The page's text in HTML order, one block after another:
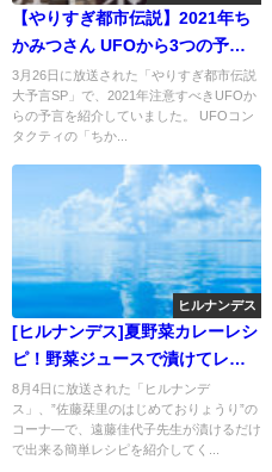
【やりすぎ都市伝説】2021年ち
かみつさん UFOから3つの予
言！
3月26日に放送された「やりすぎ都市伝説
大予言SP」で、2021年注意すべきUFOか
らの予言を紹介していました。 UFOコン
タクティの「ちか...
ヒルナンデス
[ヒルナンデス]夏野菜カレーレシ
ピ！野菜ジュースで漬けてレン
チン
8月4日に放送された「ヒルナンデ
ス」、”佐藤栞里のはじめておりょうり”の
コーナ―で、遠藤佳代子先生が漬けるだけ
で出来る簡単レシピを紹介してく...